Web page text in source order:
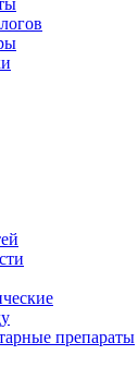
препараты